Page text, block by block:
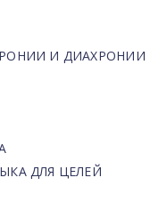
И ДИАХРОНИИ
ДЛЯ ЦЕЛЕЙ